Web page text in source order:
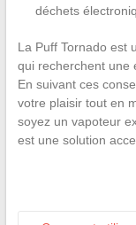
déchets
La Puff Tornado est
qui recherchent une
En suivant ces
votre plaisir tout en
soyez un vapoteur
est une solution